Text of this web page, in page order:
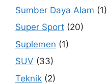
Sumber Daya Alam (1)
Super Sport (20)
Suplemen (1)
SUV (33)
Teknik (2)